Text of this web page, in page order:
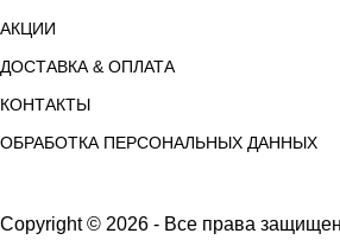
АКЦИИ
ДОСТАВКА & ОПЛАТА
КОНТАКТЫ
ОБРАБОТКА ПЕРСОНАЛЬНЫХ ДАННЫХ
Copyright © 2026 - Все права